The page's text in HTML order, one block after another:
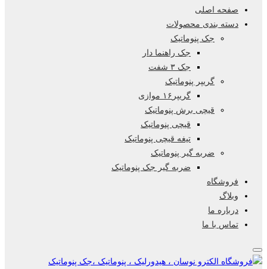
صفحه اصلی
دسته بندی محصولات
جک پنوماتیک
جک راهنما دار
جک ۳ شفت
گریپر پنوماتیک
گریپر۱۶ موازی
قیچی برش پنوماتیک
قیچی پنوماتیک
تیغه قیچی پنوماتیک
ضربه گیر پنوماتیک
ضربه گیر جک پنوماتیک
فروشگاه
وبلاگ
درباره ما
تماس با ما